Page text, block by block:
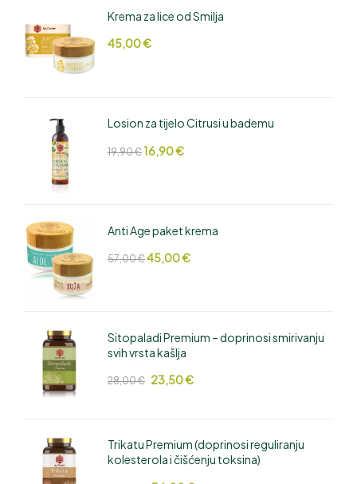
Krema za lice od Smilja
45,00€
Losion za tijelo Citrusi u bademu
19,90€16,90€
Anti Age paket krema
57,00€45,00€
Sitopaladi Premium – doprinosi smirivanju
svih vrsta kašlja
28,00€ 23,50€
Trikatu Premium (doprinosi reguliranju
kolesterola i čišćenju toksina)